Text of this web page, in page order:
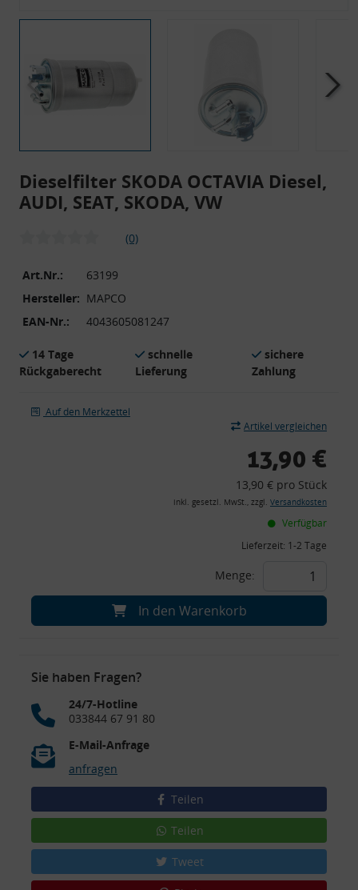
Dieselfilter SKODA OCTAVIA Diesel,
AUDI, SEAT, SKODA, VW
(0)
Art.Nr.:
63199
Hersteller: MAPCO
EAN-Nr.:
4043605081247
14 Tage
Rückgaberecht
schnelle
Lieferung
sichere
Zahlung
Auf den Merkzettel
Artikel vergleichen
13,90 €
13,90 € pro Stück
inkl. gesetzl. MwSt., zzgl. Versandkosten
Verfügbar
Lieferzeit: 1-2 Tage
Menge:
In den Warenkorb
Sie haben Fragen?
24/7-Hotline
033844 67 91 80
E-Mail-Anfrage
anfragen
Teilen
Teilen
Tweet